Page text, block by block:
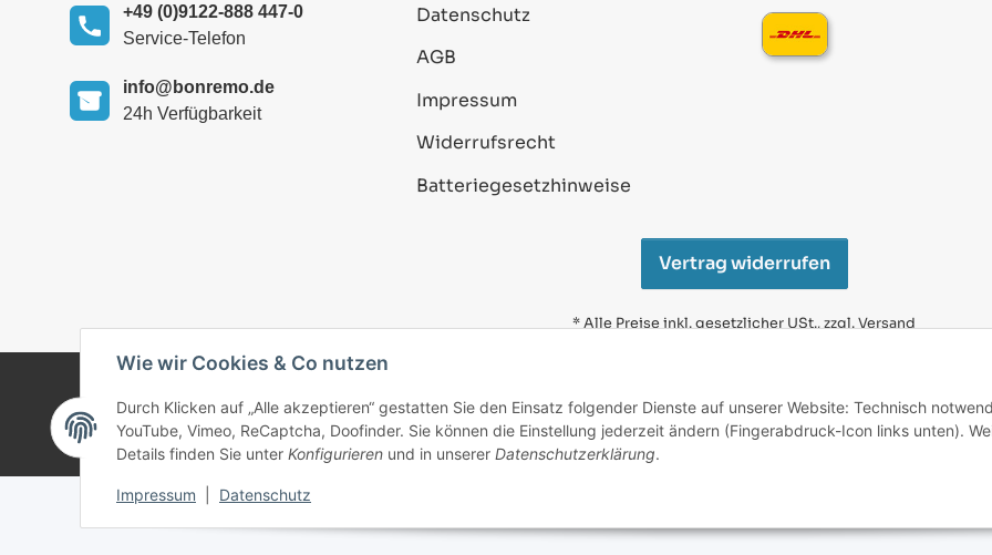
+49 (0)9122-888 447-0
Service-Telefon
info@bonremo.de
24h Verfügbarkeit
Datenschutz
AGB
Impressum
Widerrufsrecht
Batteriegesetzhinweise
Vertrag widerrufen
* Alle Preise inkl. gesetzlicher USt., zzgl.Versand
© 2025 bonremo.de. Alle Rechte vorbehalten.
Eigentümer. Sie dienen nur zur Verdeutlichung der
Kompatibilität unserer Produkte mit den Produkten
Wie wir Cookies & Co nutzen
Durch Klicken auf „Alle akzeptieren“ gestatten Sie den Einsatz folgender Dienste auf unserer Website: Technisch
YouTube, Vimeo, ReCaptcha, Doofinder. Sie können die Einstellung jederzeit ändern (Fingerabdruck-Icon links unten).
Details finden Sie unter Konfigurieren und in unserer Datenschutzerklärung.
Impressum Datenschutz